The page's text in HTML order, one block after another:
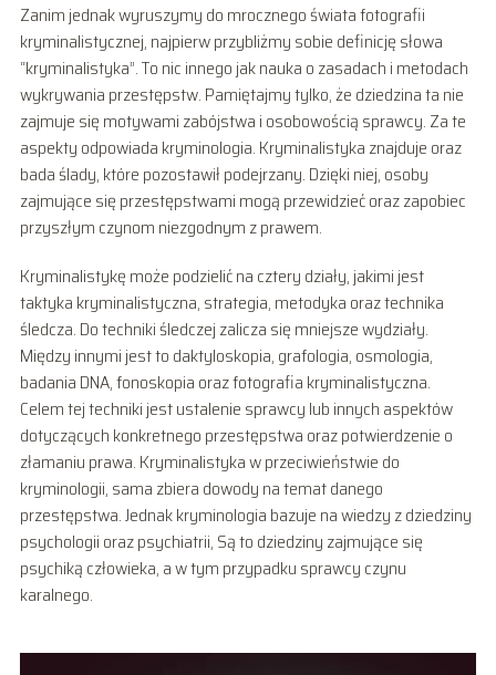
Zanim jednak wyruszymy do mrocznego świata fotografii
kryminalistycznej, najpierw przybliżmy sobie definicję słowa
“kryminalistyka”. To nic innego jak nauka o zasadach i metodach
wykrywania przestępstw. Pamiętajmy tylko, że dziedzina ta nie
zajmuje się motywami zabójstwa i osobowością sprawcy. Za te
aspekty odpowiada kryminologia. Kryminalistyka znajduje oraz
bada ślady, które pozostawił podejrzany. Dzięki niej, osoby
zajmujące się przestępstwami mogą przewidzieć oraz zapobiec
przyszłym czynom niezgodnym z prawem.
Kryminalistykę może podzielić na cztery działy, jakimi jest
taktyka kryminalistyczna, strategia, metodyka oraz technika
śledcza. Do techniki śledczej zalicza się mniejsze wydziały.
Między innymi jest to daktyloskopia, grafologia, osmologia,
badania DNA, fonoskopia oraz fotografia kryminalistyczna.
Celem tej techniki jest ustalenie sprawcy lub innych aspektów
dotyczących konkretnego przestępstwa oraz potwierdzenie o
złamaniu prawa. Kryminalistyka w przeciwieństwie do
kryminologii, sama zbiera dowody na temat danego
przestępstwa. Jednak kryminologia bazuje na wiedzy z dziedziny
psychologii oraz psychiatrii, Są to dziedziny zajmujące się
psychiką człowieka, a w tym przypadku sprawcy czynu
karalnego.